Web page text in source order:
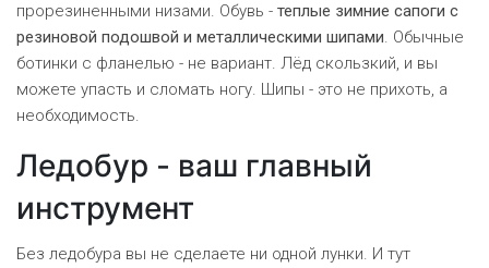
прорезиненными низами. Обувь - теплые зимние сапоги с
резиновой подошвой и металлическими шипами. Обычные
ботинки с фланелью - не вариант. Лёд скользкий, и вы
можете упасть и сломать ногу. Шипы - это не прихоть, а
необходимость.
Ледобур - ваш главный
инструмент
Без ледобура вы не сделаете ни одной лунки. И тут